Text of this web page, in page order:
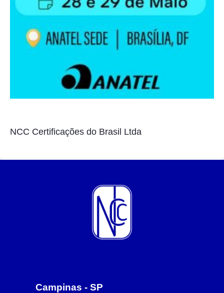
NCC Certificações do Brasil Ltda
Campinas - SP